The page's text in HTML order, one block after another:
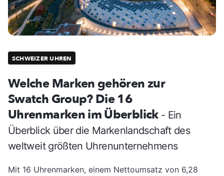
SCHWEIZER UHREN
Welche Marken gehören zur
Swatch Group? Die 16
Uhrenmarken im Überblick - Ein
Überblick über die Markenlandschaft des
weltweit größten Uhrenunternehmens
Mit 16 Uhrenmarken, einem Nettoumsatz von 6,28